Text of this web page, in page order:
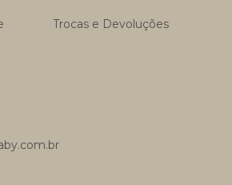
Trocas e Devoluções